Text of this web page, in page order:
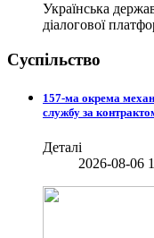
Українська
діалогової
Суспільство
157-ма окрема
службу за
Деталі
2026-08-06